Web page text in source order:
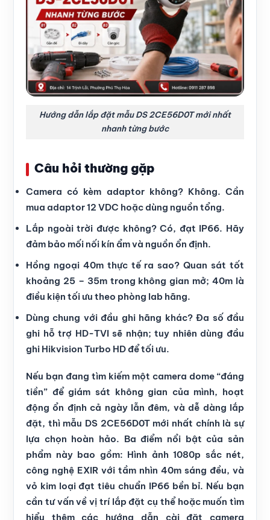
Hướng dẫn lắp đặt mẫu DS 2CE56D0T mới nhất
nhanh từng bước
Câu hỏi thường gặp
Camera có kèm adaptor không? Không. Cần
mua adaptor 12 VDC hoặc dùng nguồn tổng.
Lắp ngoài trời được không? Có, đạt IP66. Hãy
đảm bảo mối nối kín ẩm và nguồn ổn định.
Hồng ngoại 40m thực tế ra sao? Quan sát tốt
khoảng 25 – 35m trong không gian mở; 40m là
điều kiện tối ưu theo phòng lab hãng.
Dùng chung với đầu ghi hãng khác? Đa số đầu
ghi hỗ trợ HD-TVI sẽ nhận; tuy nhiên dùng đầu
ghi Hikvision Turbo HD để tối ưu.
Nếu bạn đang tìm kiếm một camera dome “đáng
tiền” để giám sát không gian của mình, hoạt
động ổn định cả ngày lẫn đêm, và dễ dàng lắp
đặt, thì mẫu DS 2CE56D0T mới nhất chính là sự
lựa chọn hoàn hảo. Ba điểm nổi bật của sản
phẩm này bao gồm: Hình ảnh 1080p sắc nét,
công nghệ EXIR với tầm nhìn 40m sáng đều, và
vỏ kim loại đạt tiêu chuẩn IP66 bền bỉ. Nếu bạn
cần tư vấn về vị trí lắp đặt cụ thể hoặc muốn tìm
hiểu thêm các hướng dẫn cài đặt camera